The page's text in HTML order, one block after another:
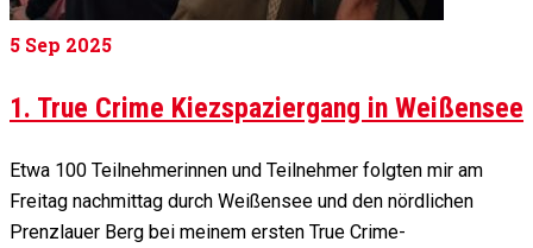
5 Sep 2025
1. True Crime Kiezspaziergang in Weißensee
Etwa 100 Teilnehmerinnen und Teilnehmer folgten mir am
Freitag nachmittag durch Weißensee und den nördlichen
Prenzlauer Berg bei meinem ersten True Crime-